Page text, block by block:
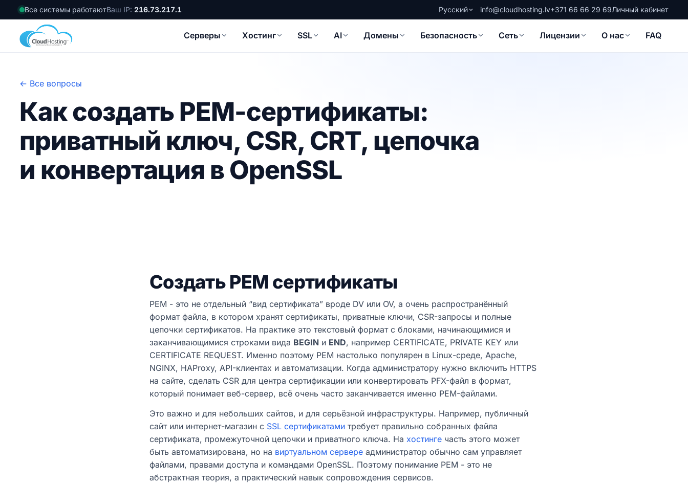
Все системы работаютВаш IP: 216.73.217.1 Русский info@cloudhosting.lv+371 66 66 29 69Личный кабинет
Серверы Хостинг SSL AI Домены Безопасность Сеть Лицензии О нас FAQ
← Все вопросы
Как создать PEM-сертификаты:
приватный ключ, CSR, CRT, цепочка
и конвертация в OpenSSL
Создать PEM сертификаты
PEM - это не отдельный “вид сертификата” вроде DV или OV, а очень распространённый
формат файла, в котором хранят сертификаты, приватные ключи, CSR-запросы и полные
цепочки сертификатов. На практике это текстовый формат с блоками, начинающимися и
заканчивающимися строками вида BEGIN и END, например CERTIFICATE, PRIVATE KEY или
CERTIFICATE REQUEST. Именно поэтому PEM настолько популярен в Linux-среде, Apache,
NGINX, HAProxy, API-клиентах и автоматизации. Когда администратору нужно включить HTTPS
на сайте, сделать CSR для центра сертификации или конвертировать PFX-файл в формат,
который понимает веб-сервер, всё очень часто заканчивается именно PEM-файлами.
Это важно и для небольших сайтов, и для серьёзной инфраструктуры. Например, публичный
сайт или интернет-магазин с SSL сертификатами требует правильно собранных файла
сертификата, промежуточной цепочки и приватного ключа. На хостинге часть этого может
быть автоматизирована, но на виртуальном сервере администратор обычно сам управляет
файлами, правами доступа и командами OpenSSL. Поэтому понимание PEM - это не
абстрактная теория, а практический навык сопровождения сервисов.